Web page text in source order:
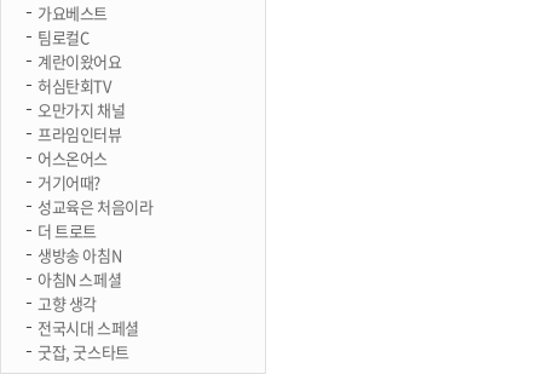
가요베스트
팀로컬C
계란이왔어요
허심탄회TV
오만가지 채널
프라임인터뷰
어스온어스
거기어때?
성교육은 처음이라
더 트로트
생방송 아침N
아침N 스페셜
고향 생각
전국시대 스페셜
굿잡, 굿스타트